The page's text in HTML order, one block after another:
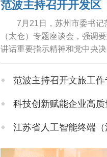
7月21日，苏州市委书
（太仓）专题座谈会，强调
讲话重要指示精神和党中央
情况、解决新问题上下功夫
范波主持召开文旅工
科技创新赋能企业高质量
江苏省人工智能终端（
全市人大常委会主任